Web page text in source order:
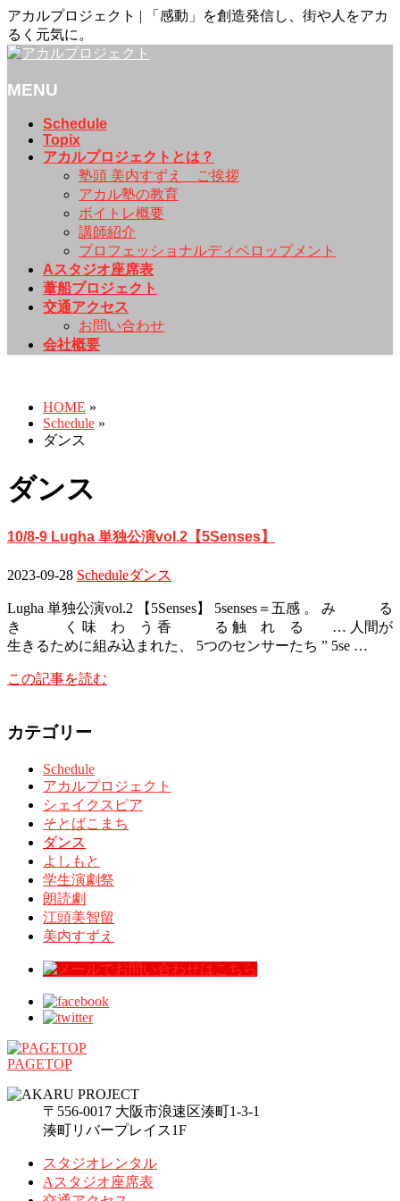
アカルプロジェクト | 「感動」を創造発信し、街や人をアカ
るく元気に。
MENU
Schedule
Topix
アカルプロジェクトとは？
塾頭 美内すずえ ご挨拶
アカル塾の教育
ボイトレ概要
講師紹介
プロフェッショナルディベロップメント
Aスタジオ座席表
葦船プロジェクト
交通アクセス
お問い合わせ
会社概要
HOME »
Schedule »
ダンス
ダンス
10/8-9 Lugha 単独公演vol.2【5Senses】
2023-09-28 Scheduleダンス
Lugha 単独公演vol.2 【5Senses】 5senses＝五感 。 み る
き く 味 わ う 香 る 触 れ る … 人間が
生きるために組み込まれた、 5つのセンサーたち ” 5se …
この記事を読む
カテゴリー
Schedule
アカルプロジェクト
シェイクスピア
そとばこまち
ダンス
よしもと
学生演劇祭
朗読劇
江頭美智留
美内すずえ
PAGETOP
〒556-0017 大阪市浪速区湊町1-3-1
湊町リバープレイス1F
スタジオレンタル
Aスタジオ座席表